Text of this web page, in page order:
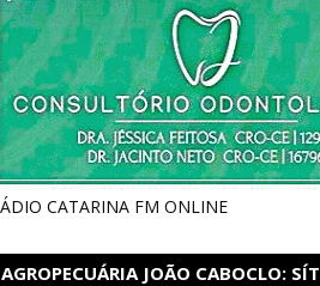
CATARINA FM ONLINE
AGROPECUÁRIA JOÃO CABOCLO: